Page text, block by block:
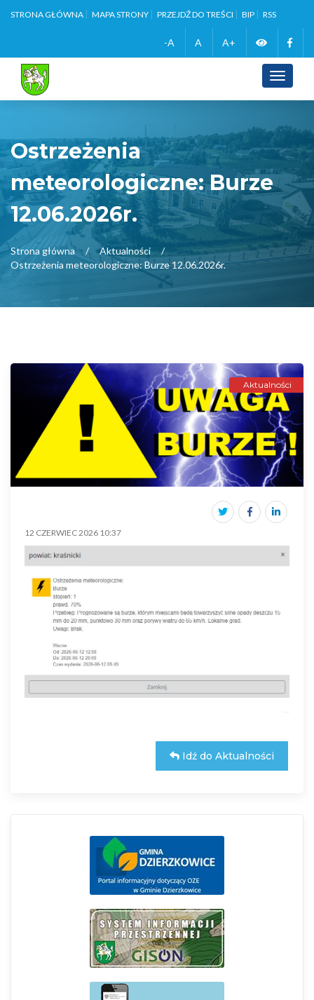
STRONA GŁÓWNA MAPA STRONY PRZEJDŹ DO TREŚCI BIP RSS
-A A A+ Zmień
wersję
Toggle
Ostrzeżenia
meteorologiczne: Burze
12.06.2026r.
Strona główna
Aktualności
Ostrzeżenia meteorologiczne: Burze 12.06.2026r.
Aktualności
12 CZERWIEC 2026 10:37
Idź do Aktualności